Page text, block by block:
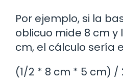
Por ejemplo, si la
oblicuo mide 8 cm
cm, el cálculo sería
(1/2 * 8 cm * 5 cm) /